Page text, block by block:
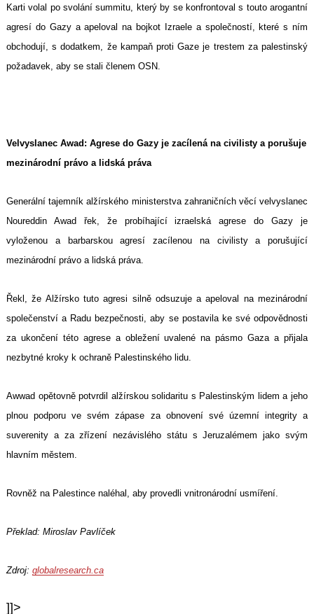
Karti volal po svolání summitu, který by se konfrontoval s touto arogantní
agresí do Gazy a apeloval na bojkot Izraele a společností, které s ním
obchodují, s dodatkem, že kampaň proti Gaze je trestem za palestinský
požadavek, aby se stali členem OSN.
Velvyslanec Awad: Agrese do Gazy je zacílená na civilisty a porušuje
mezinárodní právo a lidská práva
Generální tajemník alžírského ministerstva zahraničních věcí velvyslanec
Noureddin Awad řek, že probíhající izraelská agrese do Gazy je
vyloženou a barbarskou agresí zacílenou na civilisty a porušující
mezinárodní právo a lidská práva.
Řekl, že Alžírsko tuto agresi silně odsuzuje a apeloval na mezinárodní
společenství a Radu bezpečnosti, aby se postavila ke své odpovědnosti
za ukončení této agrese a obležení uvalené na pásmo Gaza a přijala
nezbytné kroky k ochraně Palestinského lidu.
Awwad opětovně potvrdil alžírskou solidaritu s Palestinským lidem a jeho
plnou podporu ve svém zápase za obnovení své územní integrity a
suverenity a za zřízení nezávislého státu s Jeruzalémem jako svým
hlavním městem.
Rovněž na Palestince naléhal, aby provedli vnitronárodní usmíření.
Překlad: Miroslav Pavlíček
Zdroj: globalresearch.ca
]]>